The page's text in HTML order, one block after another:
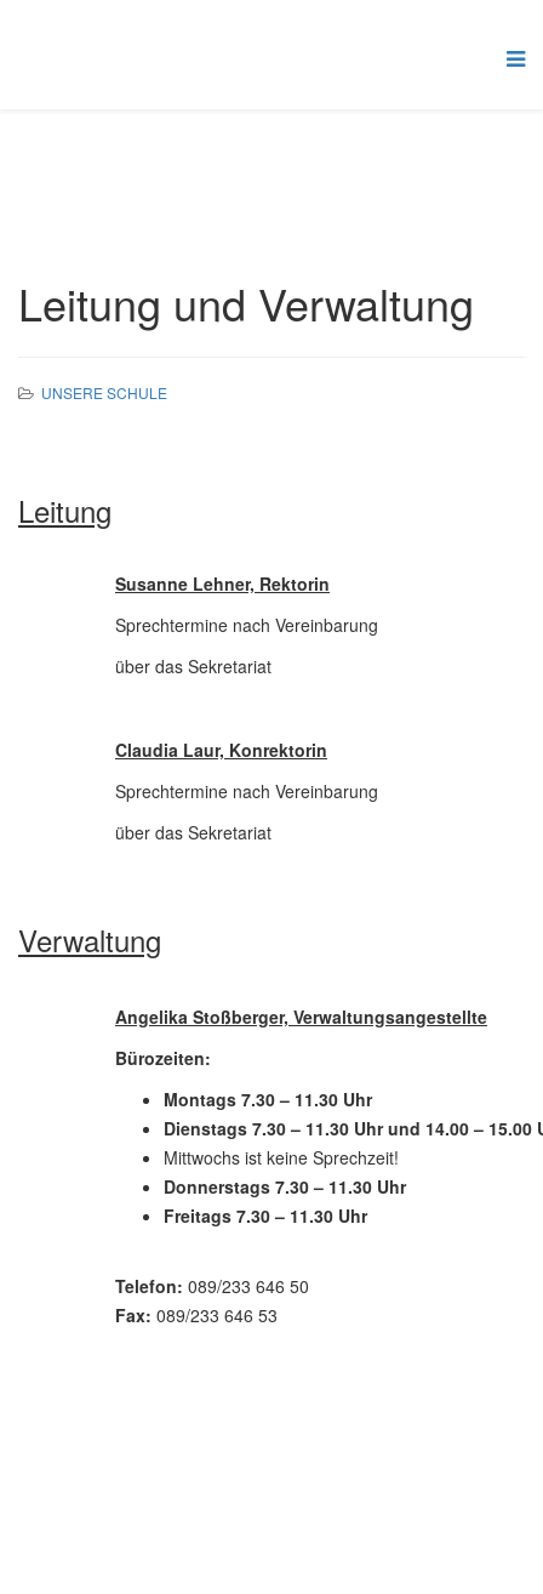
Leitung und Verwaltung
UNSERE SCHULE
Leitung
Susanne Lehner, Rektorin
Sprechtermine nach Vereinbarung
über das Sekretariat
Claudia Laur, Konrektorin
Sprechtermine nach Vereinbarung
über das Sekretariat
Verwaltung
Angelika Stoßberger, Verwaltungsangestellte
Bürozeiten:
Montags 7.30 – 11.30 Uhr
Dienstags 7.30 – 11.30 Uhr und 14.00 – 15.00
Mittwochs ist keine Sprechzeit!
Donnerstags 7.30 – 11.30 Uhr
Freitags 7.30 – 11.30 Uhr
Telefon: 089/233 646 50
Fax: 089/233 646 53